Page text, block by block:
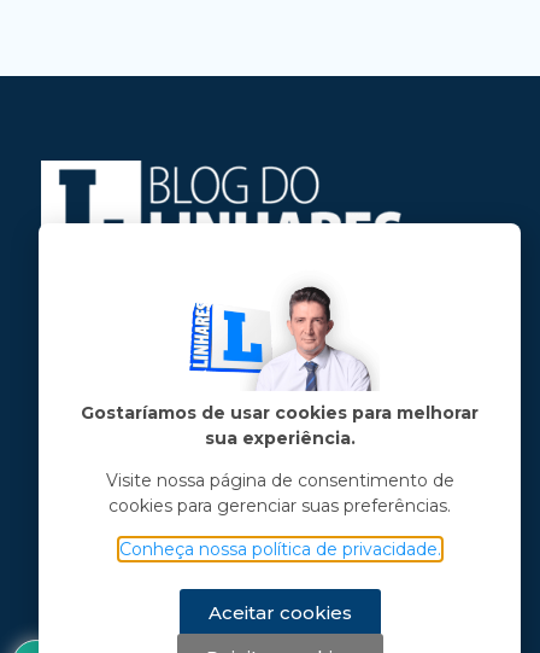
Jose Linhares Jr é maranhense.
Formado em Jornalismo, estudou filosofia
e tem pós-graduações em ciência política
e marketing político.
Menu principal
Notícias
Opinião
Chama o Linhares
Gostaríamos de usar cookies para melhorar
sua experiência.
Visite nossa página de consentimento de
cookies para gerenciar suas preferências.
Conheça nossa política de privacidade.
Aceitar cookies